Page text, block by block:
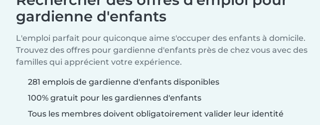
gardienne d'enfants
L'emploi parfait pour quiconque aime s'occuper des enfants à domicile.
Trouvez des offres pour gardienne d'enfants près de chez vous avec des
familles qui apprécient votre expérience.
281 emplois de gardienne d'enfants disponibles
100% gratuit pour les gardiennes d'enfants
Tous les membres doivent obligatoirement valider leur identité